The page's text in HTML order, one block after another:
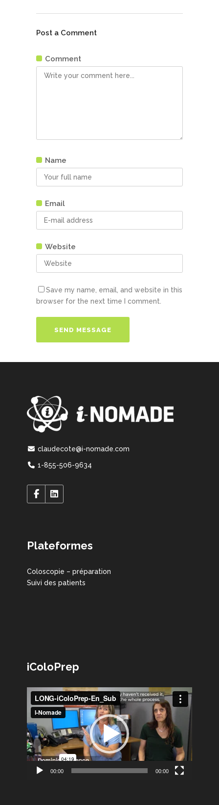
Post a Comment
Comment
Name
Email
Website
Save my name, email, and website in this
browser for the next time I comment.
claudecote@i-nomade.com
1-855-506-9634
Plateformes
Coloscopie – préparation
Suivi des patients
iColoPrep
Lecteur
vidéo
00:00 00:00